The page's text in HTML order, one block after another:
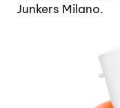
Junkers Milano.